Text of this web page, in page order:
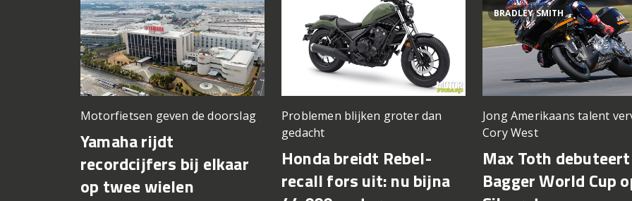
Motorfietsen geven de doorslag
Yamaha rijdt
recordcijfers bij elkaar
op twee wielen
Problemen blijken groter dan
gedacht
Honda breidt Rebel-
recall fors uit: nu bijna
BRADLEY SMITH
Jong Amerikaans talent
Cory West
Max Toth
Bagger World Cup